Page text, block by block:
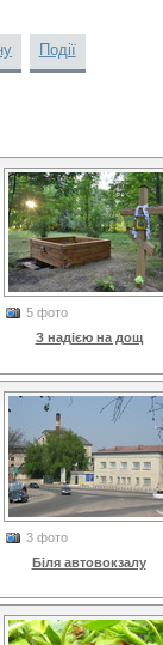
Події
5 фото
З надією на дощ
3 фото
Біля автовокзалу